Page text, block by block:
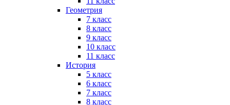
Геометрия
7 класс
8 класс
9 класс
10 класс
11 класс
История
5 класс
6 класс
7 класс
8 класс